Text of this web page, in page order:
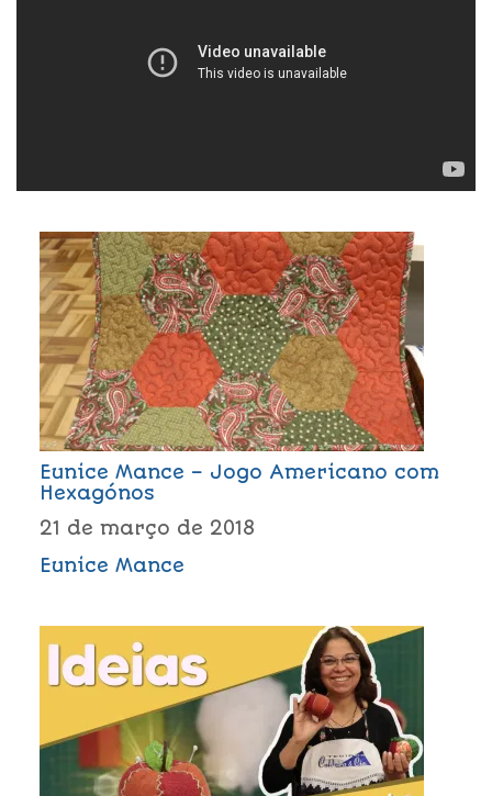
Eunice Mance – Jogo Americano com
Hexagónos
21 de março de 2018
Eunice Mance